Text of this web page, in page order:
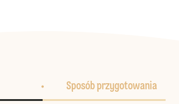
Sposób przygotowania